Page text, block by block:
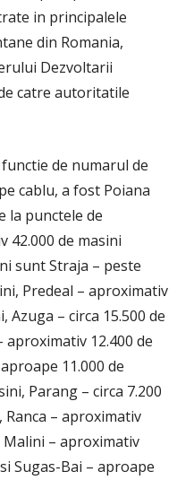
in principalele
din Romania,
Dezvoltarii
catre autoritatile
de numarul de
cablu, a fost Poiana
la punctele de
42.000 de masini
sunt Straja – peste
Predeal – aproximativ
Azuga – circa 15.500 de
aproximativ 12.400 de
11.000 de
Parang – circa 7.200
Ranca – aproximativ
Malini – aproximativ
Sugas-Bai – aproape